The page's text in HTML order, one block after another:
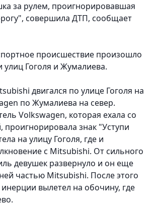
за рулем, проигнорировавшая
совершила ДТП, сообщает
происшествие произошло
улиц Гоголя и Жумалиева.
двигался по улице Гоголя на
по Жумалиева на север.
Volkswagen, которая ехала со
проигнорировала знак "Уступи
на улицу Гоголя, где и
с Mitsubishi. От сильного
девушек развернуло и он еще
частью Mitsubishi. После этого
вылетел на обочину, где